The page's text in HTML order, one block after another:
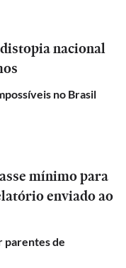
nacional
no Brasil
mínimo para
enviado ao
parentes de